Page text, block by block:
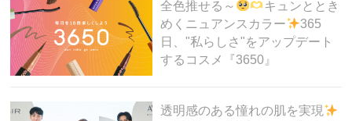
全色推せる～
キュンととき
めくニュアンスカラー
365
日、"私らしさ"をアップデート
するコスメ『3650』
透明感のある憧れの肌を実現